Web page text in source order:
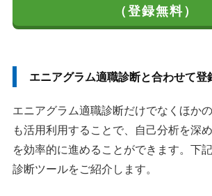
（登録無料）
エニアグラム適職診断と合わせて登
エニアグラム適職診断だけでなくほか
も活用利用することで、自己分析を深
を効率的に進めることができます。下
診断ツールをご紹介します。